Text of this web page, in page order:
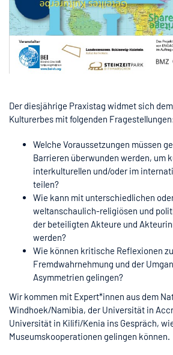
Der diesjährige Praxistag widmet sich
Kulturerbes mit folgenden
Welche Voraussetzungen müssen
Barrieren überwunden werden, um
interkulturellen und/oder im
teilen?
Wie kann mit unterschiedlichen
weltanschaulich-religiösen und
der beteiligten Akteure und
werden?
Wie können kritische Reflexionen
Fremdwahrnehmung und der
Asymmetrien gelingen?
Wir kommen mit Expert*innen aus dem
Windhoek/Namibia, der Universität in
Universität in Kilifi/Kenia ins Gespräch,
Museumskooperationen gelingen können.